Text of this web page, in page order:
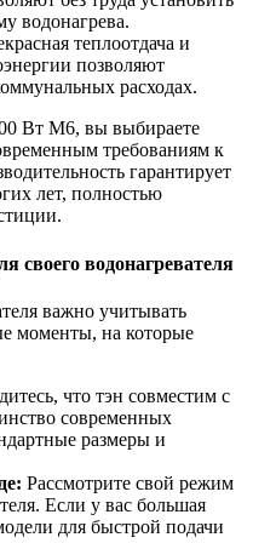
водонагрева.
теплоотдача и
позволяют
расходах.
Вт М6, вы выбираете
требованиям к
гарантирует
лет, полностью
своего водонагревателя
важно учитывать
моменты, на которые
что тэн совместим с
современных
размеры и
Рассмотрите свой режим
Если у вас большая
для быстрой подачи